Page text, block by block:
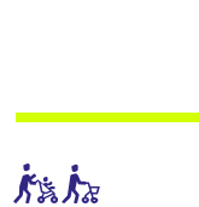
ef